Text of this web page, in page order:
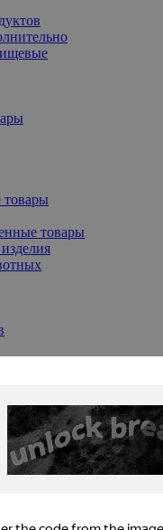
товары
товары
до -50%